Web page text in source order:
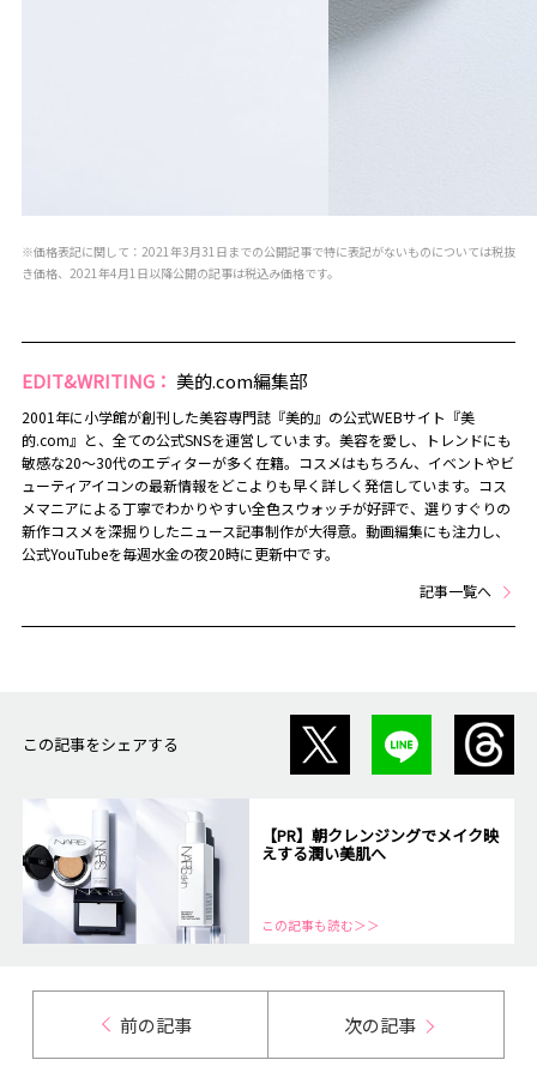
※価格表記に関して：2021年3月31日までの公開記事で特に表記がないものについては税抜
き価格、2021年4月1日以降公開の記事は税込み価格です。
EDIT&WRITING： 美的.com編集部
2001年に小学館が創刊した美容専門誌『美的』の公式WEBサイト『美
的.com』と、全ての公式SNSを運営しています。美容を愛し、トレンドにも
敏感な20～30代のエディターが多く在籍。コスメはもちろん、イベントやビ
ューティアイコンの最新情報をどこよりも早く詳しく発信しています。コス
メマニアによる丁寧でわかりやすい全色スウォッチが好評で、選りすぐりの
新作コスメを深掘りしたニュース記事制作が大得意。動画編集にも注力し、
公式YouTubeを毎週水金の夜20時に更新中です。
記事一覧へ
この記事をシェアする
【PR】朝クレンジングでメイク映
えする潤い美肌へ
この記事も読む＞＞
前の記事 次の記事